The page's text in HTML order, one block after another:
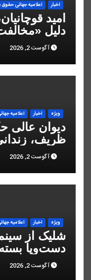
اخبار اعلاميه جهانی حقوق
امید
سال زندان
آگوست 2, 2026
ویژه اخبار اعلاميه
دیوان عالی
ظریف،
کردآگوست 2, 2026
ویژه اخبار اعلاميه
شلیک از
دست‌وپا
ملی در البرز
آگوست 2, 2026